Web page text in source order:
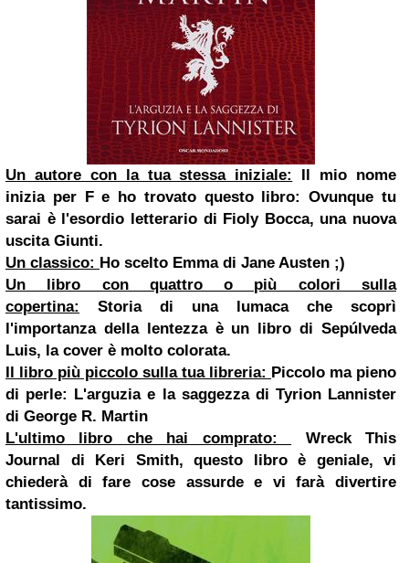
Un autore con la tua stessa iniziale:
Il mio nome
inizia per F e ho trovato questo libro: Ovunque tu
sarai è l'esordio letterario di Fioly Bocca, una nuova
uscita Giunti.
Un classico: Ho scelto Emma di Jane Austen ;)
Un libro con quattro o più colori sulla
copertina:
Storia di una lumaca che scoprì
l'importanza della lentezza è un libro di Sepúlveda
Luis, la cover è molto colorata.
Il libro più piccolo sulla tua libreria: Piccolo ma pieno
di perle: L'arguzia e la saggezza di Tyrion Lannister
di George R. Martin
L'ultimo libro che hai comprato:
Wreck This
Journal
di Keri Smith, questo libro è geniale, vi
chiederà di fare cose assurde e vi farà divertire
tantissimo.